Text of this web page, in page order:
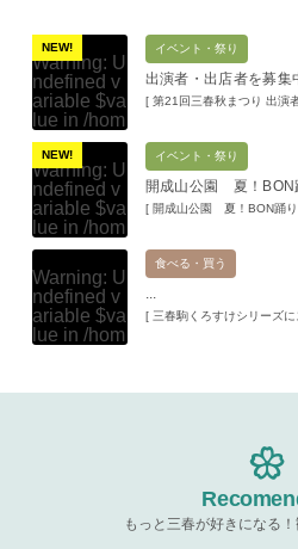
NEW!
Warning: U
ndefined v
ariable $va
lue in /hom
e/xs11945
9/miharuko
ma.com/pu
blic_html/w
p-content/t
hemes/mih
aru/templat
e-parts/pic
up.phpon l
ine19
Warning: A
イベント・祭り
出演者・出店者を募集
[ 第21回三春秋まつり 出演
NEW!
Warning: U
ndefined v
ariable $va
lue in /hom
e/xs11945
9/miharuko
ma.com/pu
blic_html/w
p-content/t
hemes/mih
up.phpon l
イベント・祭り
開成山公園 夏！BON
[ 開成山公園 夏！BON踊
Warning: U
ndefined v
ariable $va
lue in /hom
ma.com/pu
食べる・買う
[ 三春駒くろすけシリーズ
もっと三春が好きになる